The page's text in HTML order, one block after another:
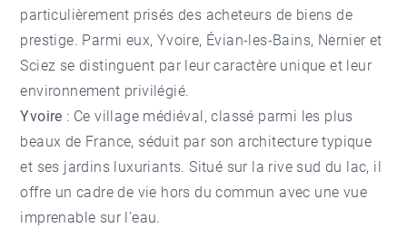
particulièrement prisés des acheteurs de biens de
prestige. Parmi eux, Yvoire, Évian-les-Bains, Nernier et
Sciez se distinguent par leur caractère unique et leur
environnement privilégié.
Yvoire : Ce village médiéval, classé parmi les plus
beaux de France, séduit par son architecture typique
et ses jardins luxuriants. Situé sur la rive sud du lac, il
offre un cadre de vie hors du commun avec une vue
imprenable sur l’eau.